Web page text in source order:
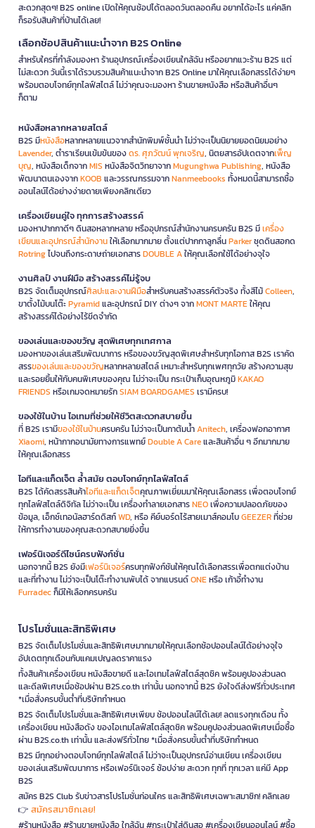
สะดวกสุดๆ! B2S online เปิดให้คุณช้อปได้ตลอดวันตลอดคืน อยากได้อะไร แค่คลิก
ก็รอรับสินค้าที่บ้านได้เลย!
เลือกช้อปสินค้าแนะนำจาก B2S Online
สำหรับใครที่กำลังมองหา ร้านอุปกรณ์เครื่องเขียนใกล้ฉัน หรืออยากแวะร้าน B2S แต่
ไม่สะดวก วันนี้เราได้รวบรวมสินค้าแนะนำจาก B2S Online มาให้คุณเลือกสรรได้ง่ายๆ
พร้อมตอบโจทย์ทุกไลฟ์สไตล์ ไม่ว่าคุณจะมองหา ร้านขายหนังสือ หรือสินค้าอื่นๆ
ก็ตาม
หนังสือหลากหลายสไตล์
B2S มีหนังสือหลากหลายแนวจากสำนักพิมพ์ชั้นนำ ไม่ว่าจะเป็นนิยายยอดนิยมอย่าง
Lavender, ตำราเรียนเข้มข้นของดร. ศุภวัฒน์ พุกเจริญ, นิตยสารอัปเดตจากเพ็ญ
บุญ, หนังสือเด็กจากMIS หนังสือจิตวิทยาจากMugunghwa Publishing, หนังสือ
พัฒนาตนเองจากKOOB และวรรณกรรมจากNanmeebooks ทั้งหมดนี้สามารถซื้อ
ออนไลน์ได้อย่างง่ายดายเพียงคลิกเดียว
เครื่องเขียนคู่ใจ ทุกการสร้างสรรค์
มองหาปากกาดีๆ ดินสอหลากหลาย หรืออุปกรณ์สำนักงานครบครัน B2S มีเครื่อง
เขียนและอุปกรณ์สำนักงานให้เลือกมากมาย ตั้งแต่ปากกาลูกลื่นParkerชุดดินสอกด
Rotringไปจนถึงกระดาษถ่ายเอกสารDOUBLE Aให้คุณเลือกใช้ได้อย่างจุใจ
งานศิลป์ งานฝีมือ สร้างสรรค์ไม่รู้จบ
B2S จัดเต็มอุปกรณ์ศิลปะและงานฝีมือสำหรับคนสร้างสรรค์ตัวจริง ทั้งสีไม้Colleen,
ขาตั้งไม้บนโต๊ะPyramidและอุปกรณ์ DIY ต่างๆ จากMONT MARTEให้คุณ
สร้างสรรค์ได้อย่างไร้ขีดจำกัด
ของเล่นและของขวัญ สุดพิเศษทุกเทศกาล
มองหาของเล่นเสริมพัฒนาการ หรือของขวัญสุดพิเศษสำหรับทุกโอกาส B2S เราคัด
สรรของเล่นและของขวัญหลากหลายสไตล์ เหมาะสำหรับทุกเพศทุกวัย สร้างความสุข
และรอยยิ้มให้กับคนพิเศษของคุณ ไม่ว่าจะเป็น กระเป๋าเก็บอุณหภูมิKAKAO
FRIENDS หรือเกมจดหมายรักSIAM BOARDGAMES เรามีครบ!
ของใช้ในบ้าน ไอเทมที่ช่วยให้ชีวิตสะดวกสบายขึ้น
ที่ B2S เรามีของใช้ในบ้านครบครัน ไม่ว่าจะเป็นกาต้มน้ำAnitech, เครื่องฟอกอากาศ
Xiaomi, หน้ากากอนามัยทางการแพทย์Double A Careและสินค้าอื่น ๆ อีกมากมาย
ให้คุณเลือกสรร
ไอทีและแก็ดเจ็ต ล้ำสมัย ตอบโจทย์ทุกไลฟ์สไตล์
B2S ได้คัดสรรสินค้าไอทีและแก็ดเจ็ตคุณภาพเยี่ยมมาให้คุณเลือกสรร เพื่อตอบโจทย์
ทุกไลฟ์สไตล์ดิจิทัล ไม่ว่าจะเป็น เครื่องทำลายเอกสารNEOเพื่อความปลอดภัยของ
ข้อมูล, เอ็กซ์เทอนัลฮาร์ดดิสก์WD, หรือ คีย์บอร์ดไร้สายเมาส์คอมโบGEEZERที่ช่วย
ให้การทำงานของคุณสะดวกสบายยิ่งขึ้น
เฟอร์นิเจอร์ดีไซน์ครบฟังก์ชั่น
นอกจากนี้ B2S ยังมีเฟอร์นิเจอร์ครบทุกฟังก์ชันให้คุณได้เลือกสรรเพื่อตกแต่งบ้าน
และที่ทำงาน ไม่ว่าจะเป็นโต๊ะทำงานพับได้ จากแบรนด์ONEหรือ เก้าอี้ทำงาน
Furradecก็มีให้เลือกครบครัน
โปรโมชั่นและสิทธิพิเศษ
B2S จัดเต็มโปรโมชั่นและสิทธิพิเศษมากมายให้คุณเลือกช้อปออนไลน์ได้อย่างจุใจ
อัปเดตทุกเดือนกับแคมเปญลดราคาแรง
ทั้งสินค้าเครื่องเขียน หนังสือขายดี และไอเทมไลฟ์สไตล์สุดชิค พร้อมคูปองส่วนลด
และดีลพิเศษเมื่อช้อปผ่าน B2S.co.th เท่านั้น นอกจากนี้ B2S ยังใจดีส่งฟรีทั่วประเทศ
*เมื่อสั่งครบขั้นต่ำที่บริษัทกำหนด
B2S จัดเต็มโปรโมชั่นและสิทธิพิเศษเพียบ ช้อปออนไลน์ได้เลย! ลดแรงทุกเดือน ทั้ง
เครื่องเขียน หนังสือดัง ของไอเทมไลฟ์สไตล์สุดชิค พร้อมคูปองส่วนลดพิเศษเมื่อซื้อ
ผ่าน B2S.co.th เท่านั้น และส่งฟรีทั่วไทย *เมื่อสั่งครบขั้นต่ำที่บริษัทกำหนด
B2S มีทุกอย่างตอบโจทย์ทุกไลฟ์สไตล์ ไม่ว่าจะเป็นอุปกรณ์อ่านเขียน เครื่องเขียน
ของเล่นเสริมพัฒนาการ หรือเฟอร์นิเจอร์ ช้อปง่าย สะดวก ทุกที่ ทุกเวลา แค่มี App
B2S
สมัคร B2S Club รับข่าวสารโปรโมชั่นก่อนใคร และสิทธิพิเศษเฉพาะสมาชิก! คลิกเลย
👉 สมัครสมาชิกเลย!
#ร้านหนังสือ #ร้านขายหนังสือ ใกล้ฉัน #กระเป๋าใส่ดินสอ #เครื่องเขียนออนไลน์ #ซื้อ